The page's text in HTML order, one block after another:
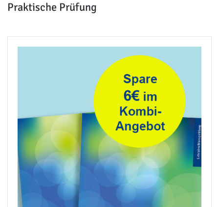
Praktische Prüfung